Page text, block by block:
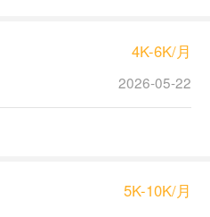
4K-6K/月
2026-05-22
5K-10K/月